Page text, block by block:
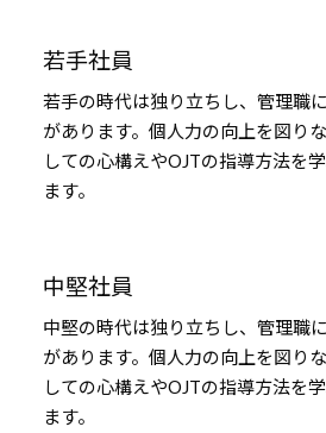
若手社員
若手の時代は独り立ちし、管理職
があります。個人力の向上を図り
しての心構えやOJTの指導方法を
ます。
中堅社員
中堅の時代は独り立ちし、管理職
があります。個人力の向上を図り
しての心構えやOJTの指導方法を
ます。